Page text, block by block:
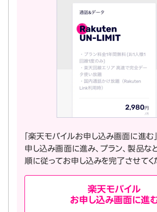
「楽天モバイルお申し込み画面に進む
申し込み画面に進み、プラン、製品な
順に従ってお申し込みを完了させてく
楽天モバイル
お申し込み画面に進